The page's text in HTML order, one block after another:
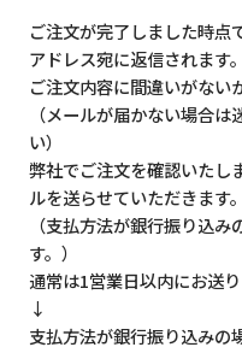
ご注文が完了しました時点
アドレス宛に返信されます。
ご注文内容に間違いがない
（メールが届かない場合
い）
弊社でご注文を確認いたし
ルを送らせていただきます。
（支払方法が銀行振り込
す。）
通常は1営業日以内にお送り
↓
支払方法が銀行振り込みの